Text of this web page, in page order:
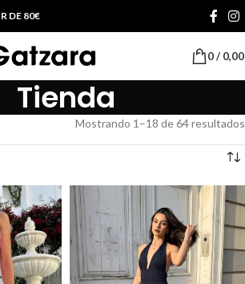
DE 80€
0/
Tienda
Mostrando 1–18 de 64 resultados